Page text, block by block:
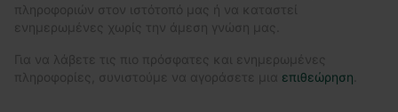
πληροφοριών στον ιστότοπό μας ή να καταστεί
ενημερωμένες χωρίς την άμεση γνώση μας.
Για να λάβετε τις πιο πρόσφατες και ενημερωμένες
πληροφορίες, συνιστούμε να αγοράσετε μια επιθεώρηση